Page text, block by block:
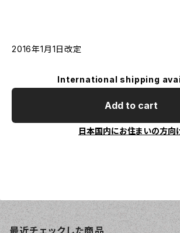
2016年1月1日改定
International shipping
Add to cart
日本国内にお住まいの方向
最近チェックした商品